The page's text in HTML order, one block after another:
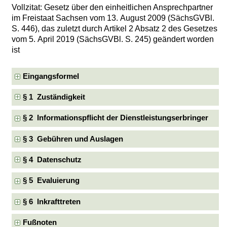
Vollzitat: Gesetz über den einheitlichen Ansprechpartner
im Freistaat Sachsen vom 13. August 2009 (SächsGVBl.
S. 446), das zuletzt durch Artikel 2 Absatz 2 des Gesetzes
vom 5. April 2019 (SächsGVBl. S. 245) geändert worden
ist
Eingangsformel
§ 1 Zuständigkeit
§ 2 Informationspflicht der Dienstleistungserbringer
§ 3 Gebühren und Auslagen
§ 4 Datenschutz
§ 5 Evaluierung
§ 6 Inkrafttreten
Fußnoten